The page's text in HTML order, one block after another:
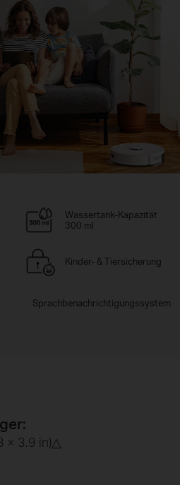
Wassertank-Kapazität
300 ml
Kinder- & Tiersicherung
Sprachbenachrichtigungssystem
× 3.9 in)△